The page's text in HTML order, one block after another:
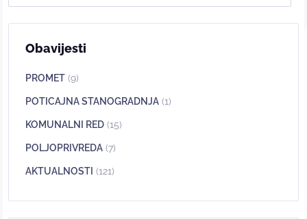
Obavijesti
PROMET (9)
POTICAJNA STANOGRADNJA (1)
KOMUNALNI RED (15)
POLJOPRIVREDA (7)
AKTUALNOSTI (121)